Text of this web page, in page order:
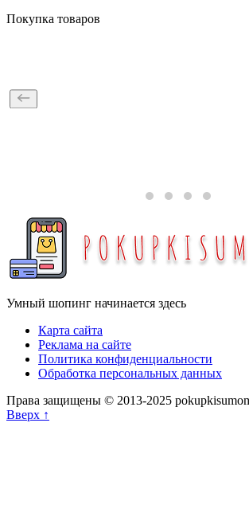
Покупка товаров
Умный шопинг начинается здесь
Карта сайта
Реклама на сайте
Политика конфиденциальности
Обработка персональных данных
Права защищены © 2013-2025
Вверх ↑